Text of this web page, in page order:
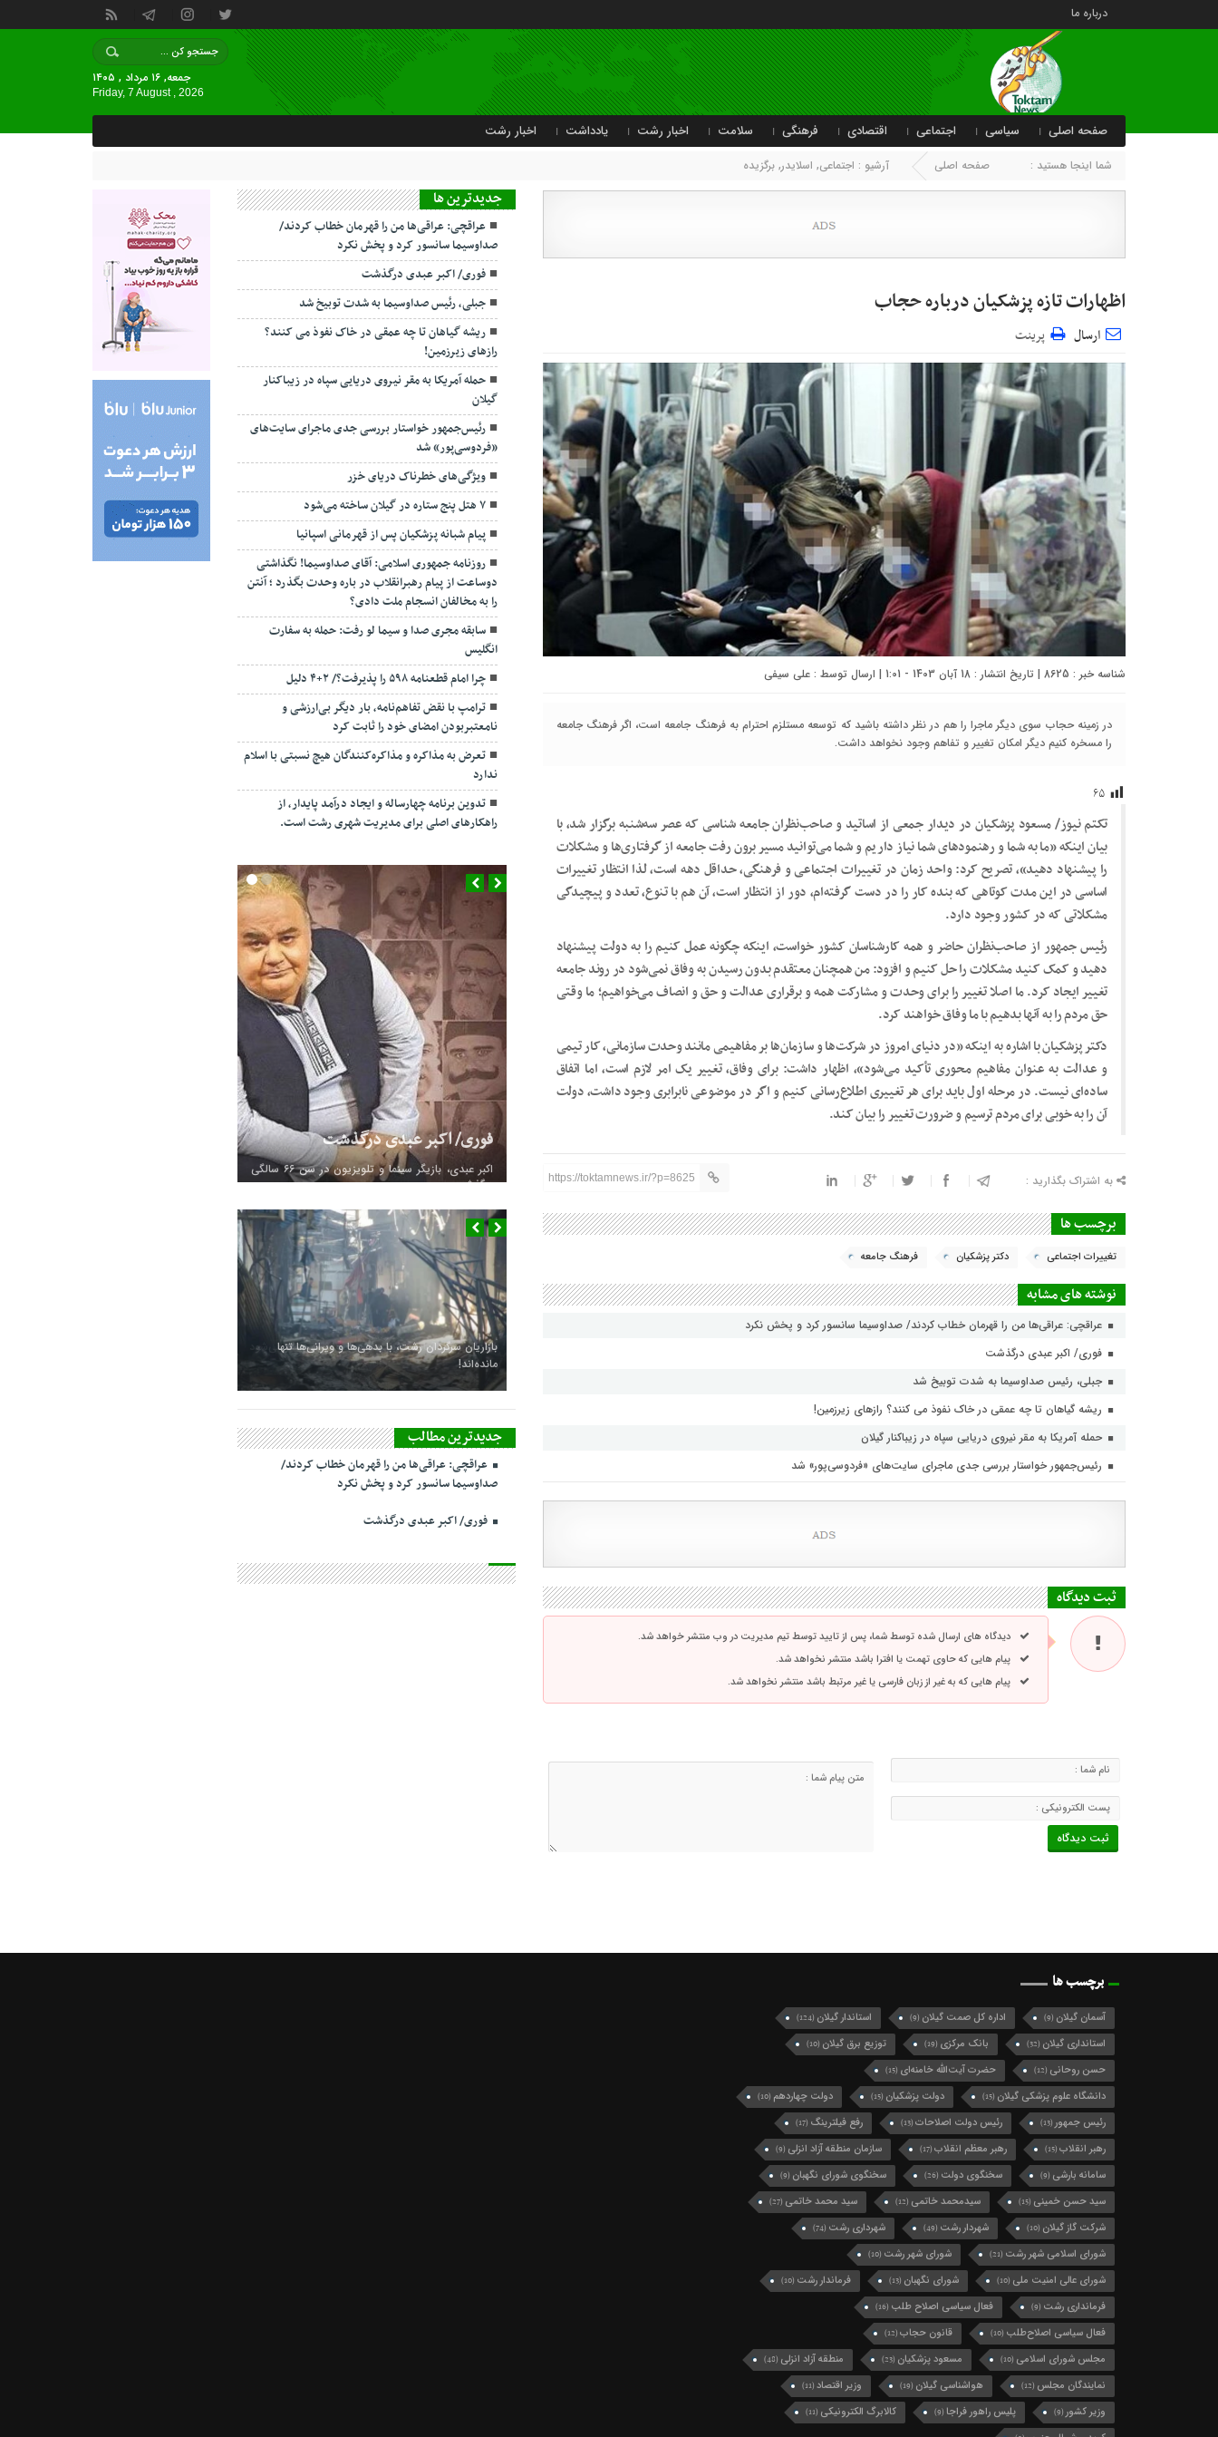
درباره ما
جمعه, ۱۶ مرداد , ۱۴۰۵
Friday, 7 August , 2026
صفحه اصلی سیاسی اجتماعی اقتصادی فرهنگی سلامت اخبار رشت یادداشت اخبار رشت
شما اینجا هستید : صفحه اصلی آرشیو : اجتماعی, اسلایدر, برگزیده
اظهارات تازه پزشکیان درباره حجاب
ارسال پرینت
شناسه خبر : 8625 | تاریخ انتشار : 18 آبان 1403 - 1:01 | ارسال توسط : علی سیفی
در زمینه حجاب سوی دیگر ماجرا را هم در نظر داشته باشید که توسعه مستلزم احترام به فرهنگ جامعه است، اگر فرهنگ جامعه
را مسخره کنیم دیگر امکان تغییر و تفاهم وجود نخواهد داشت.
۶۵
تکتم نیوز/ مسعود پزشکیان در دیدار جمعی از اساتید و صاحب‌نظران جامعه شناسی که عصر سه‌شنبه برگزار شد، با
بیان اینکه «ما به شما و رهنمود‌های شما نیاز داریم و شما می‌توانید مسیر برون رفت جامعه از گرفتاری‌ها و مشکلات
را پیشنهاد دهید»، تصریح کرد: واحد زمان در تغییرات اجتماعی و فرهنگی، حداقل دهه است، لذا انتظار تغییرات
اساسی در این مدت کوتاهی که بنده کار را در دست گرفته‌ام، دور از انتظار است، آن هم با تنوع، تعدد و پیچیدگی
مشکلاتی که در کشور وجود دارد.
رئیس جمهور از صاحب‌نظران حاضر و همه کارشناسان کشور خواست، اینکه چگونه عمل کنیم را به دولت پیشنهاد
دهید و کمک کنید مشکلات را حل کنیم و افزود: من همچنان معتقدم بدون رسیدن به وفاق نمی‌شود در روند جامعه
تغییر ایجاد کرد. ما اصلا تغییر را برای وحدت و مشارکت همه و برقراری عدالت و حق و انصاف می‌خواهیم؛ ما وقتی
حق مردم را به آنها بدهیم با ما وفاق خواهند کرد.
دکتر پزشکیان با اشاره به اینکه «در دنیای امروز در شرکت‌ها و سازمان‌ها بر مفاهیمی مانند وحدت سازمانی، کار تیمی
و عدالت به عنوان مفاهیم محوری تأکید می‌شود»، اظهار داشت: برای وفاق، تغییر یک امر لازم است، اما اتفاق
ساده‌ای نیست. در مرحله اول باید برای هر تغییری اطلاع‌رسانی کنیم و اگر در موضوعی نابرابری وجود داشت، دولت
آن را به خوبی برای مردم ترسیم و ضرورت تغییر را بیان کند.
به اشتراک بگذارید : https://toktamnews.ir/?p=8625
برچسب ها
تغییرات اجتماعی دکتر پزشکیان فرهنگ جامعه
نوشته های مشابه
عراقچی: عراقی‌ها من را قهرمان خطاب کردند/ صداوسیما سانسور کرد و پخش نکرد
فوری/ اکبر عبدی درگذشت
جبلی، رئیس صداوسیما به شدت توبیخ شد
ریشه گیاهان تا چه عمقی در خاک نفوذ می کنند؟ رازهای زیرزمین!
حمله آمریکا به مقر نیروی دریایی سپاه در زیباکنار گیلان
رئیس‌جمهور خواستار بررسی جدی ماجرای سایت‌های «فردوسی‌پور» شد
ثبت دیدگاه
دیدگاه های ارسال شده توسط شما، پس از تایید توسط تیم مدیریت در وب منتشر خواهد شد.
پیام هایی که حاوی تهمت یا افترا باشد منتشر نخواهد شد.
پیام هایی که به غیر از زبان فارسی یا غیر مرتبط باشد منتشر نخواهد شد.
جديدترين ها
عراقچی: عراقی‌ها من را قهرمان خطاب کردند/
صداوسیما سانسور کرد و پخش نکرد
فوری/ اکبر عبدی درگذشت
جبلی، رئیس صداوسیما به شدت توبیخ شد
ریشه گیاهان تا چه عمقی در خاک نفوذ می کنند؟
رازهای زیرزمین!
حمله آمریکا به مقر نیروی دریایی سپاه در زیباکنار
گیلان
رئیس‌جمهور خواستار بررسی جدی ماجرای سایت‌های
«فردوسی‌پور» شد
ویژگی‌های خطرناک دریای خزر
۷ هتل پنج ستاره در گیلان ساخته می‌شود
پیام شبانه پزشکیان پس از قهرمانی اسپانیا
روزنامه جمهوری اسلامی: آقای صداوسیما! نگذاشتی
دوساعت از پیام رهبرانقلاب در باره وحدت بگذرد ؛ آنتن
را به مخالفان انسجام ملت دادی؟
سابقه مجری صدا و سیما لو رفت: حمله به سفارت
انگلیس
چرا امام قطعنامه ۵۹۸ را پذیرفت؟/ ۲+۴ دلیل
ترامپ با نقض تفاهم‌نامه، بار دیگر بی‌ارزشی و
نامعتبربودن امضای خود را ثابت کرد
تعرض به مذاکره و مذاکره‌کنندگان هیچ نسبتی با اسلام
ندارد
تدوین برنامه چهارساله و ایجاد درآمد پایدار، از
راهکارهای اصلی برای مدیریت شهری رشت است.
عراقچی: عراقی‌ها من را قهرمان خطاب
کردند/ صداوسیما سانسور کرد و پخش
نکرد
فرودگاه رشت آماده میزبانی از هواپیمای پهن‌پیکر می‌شود
جدیدترین مطالب
عراقچی: عراقی‌ها من را قهرمان خطاب کردند/
صداوسیما سانسور کرد و پخش نکرد
فوری/ اکبر عبدی درگذشت
برچسب ها
آسمان گیلان (9) اداره کل صمت گیلان (9) استاندار گیلان (124)
استانداری گیلان (32) بانک مرکزی (19) توزیع برق گیلان (10)
حسن روحانی (12) حضرت آیت‌الله خامنه‌ای (15)
دانشگاه علوم پزشکی گیلان (15) دولت پزشکیان (15) دولت چهاردهم (10)
رئیس جمهور(13) رئیس دولت اصلاحات(13) رفع فیلترینگ (17)
رهبر انقلاب(15) رهبر معظم انقلاب(17) سازمان منطقه آزاد انزلی (9)
سامانه بارشی (9) سخنگوی دولت (26) سخنگوی شورای نگهبان (9)
سید حسن خمینی (15) سیدمحمد خاتمی (12) سید محمد خاتمی (27)
شرکت گاز گیلان (10) شهردار رشت (49) شهرداری رشت (74)
شورای اسلامی شهر رشت (21) شورای شهر رشت (10)
شورای عالی امنیت ملی (10) شورای نگهبان (13) فرماندار رشت (10)
فرمانداری رشت (9) فعال سیاسی اصلاح طلب (16)
فعال سیاسی اصلاح‌طلب (10) قانون حجاب(12)
مجلس شورای اسلامی (10) مسعود پزشکیان (23) منطقه آزاد انزلی (48)
نمایندگان مجلس (12) هواشناسی گیلان (19) وزیر اقتصاد(11)
وزیر کشور(9) پلیس راهور فراجا (9) کالابرگ الکترونیکی (11)